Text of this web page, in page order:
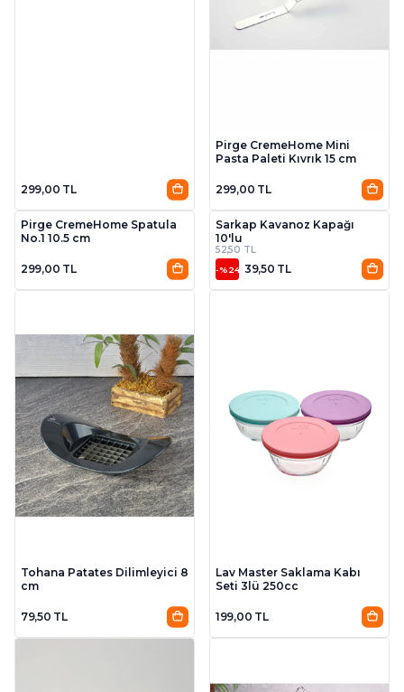
299,00 TL
Pirge CremeHome Mini
Pasta Paleti Kıvrık 15 cm
299,00 TL
Pirge CremeHome Spatula
No.1 10.5 cm
299,00 TL
Sarkap Kavanoz Kapağı
10'lu
52,50 TL
-%24 39,50 TL
Tohana Patates Dilimleyici 8
cm
79,50 TL
Lav Master Saklama Kabı
Seti 3lü 250cc
199,00 TL